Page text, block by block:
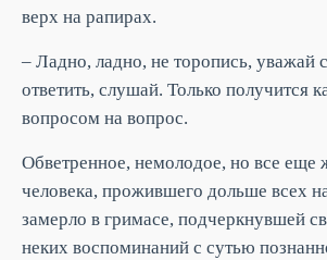
верх на рапирах.
– Ладно, ладно, не торопись, уважай
ответить, слушай. Только получится
вопросом на вопрос.
Обветренное, немолодое, но все еще
человека, прожившего дольше всех
замерло в гримасе, подчеркнувшей
неких воспоминаний с сутью